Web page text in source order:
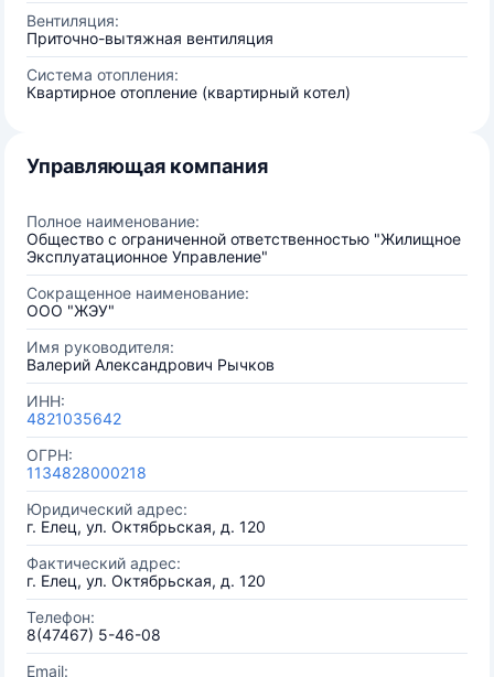
Вентиляция:
Приточно-вытяжная вентиляция
Система отопления:
Квартирное отопление (квартирный котел)
Управляющая компания
Полное наименование:
Общество с ограниченной ответственностью "Жилищное
Эксплуатационное Управление"
Сокращенное наименование:
ООО "ЖЭУ"
Имя руководителя:
Валерий Александрович Рычков
ИНН:
4821035642
ОГРН:
1134828000218
Юридический адрес:
г. Елец, ул. Октябрьская, д. 120
Фактический адрес:
г. Елец, ул. Октябрьская, д. 120
Телефон:
8(47467) 5-46-08
Email: